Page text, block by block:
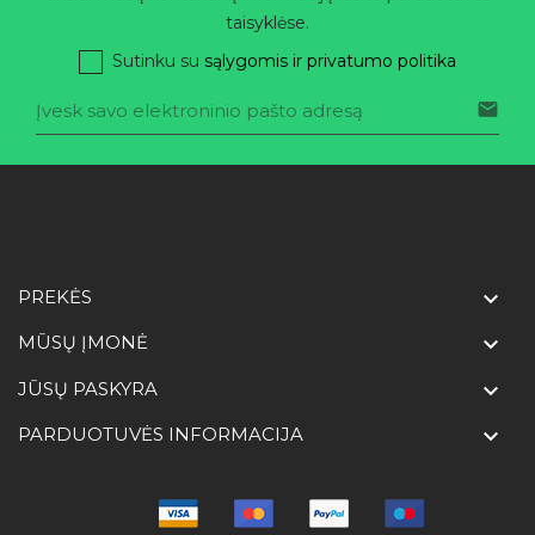
taisyklėse.
Sutinku su sąlygomis ir privatumo politika

PREKĖS 
MŪSŲ ĮMONĖ 
JŪSŲ PASKYRA 
PARDUOTUVĖS INFORMACIJA 